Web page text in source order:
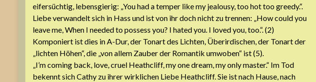
eifersüchtig, lebensgierig: „You had a temper like my jealousy, too hot too greedy.“.
Liebe verwandelt sich in Hass und ist von ihr doch nicht zu trennen: „How could you
leave me, When I needed to possess you? I hated you. I loved you, too.“. (2)
Komponiert ist dies in A-Dur, der Tonart des Lichten, Überirdischen, der Tonart der
„lichten Höhen“, die „von allem Zauber der Romantik umwoben“ ist (5).
„I’m coming back, love, cruel Heathcliff, my one dream, my only master.“ Im Tod
bekennt sich Cathy zu ihrer wirklichen Liebe Heathcliff. Sie ist nach Hause, nach